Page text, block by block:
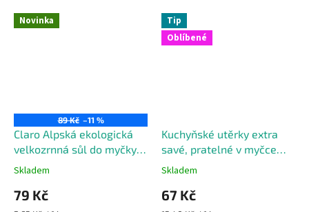
Novinka
89 Kč –11 %
Claro Alpská ekologická
velkozrnná sůl do myčky
nádobí 1000 g
Skladem
79 Kč
Tip
Oblíbené
Kuchyňské utěrky extra
savé, pratelné v myčce
nádobí, 5 ks
Skladem
67 Kč